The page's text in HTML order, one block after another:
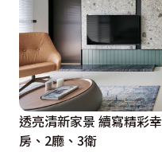
透亮清新家景 續寫精彩
房、2廳、3衛